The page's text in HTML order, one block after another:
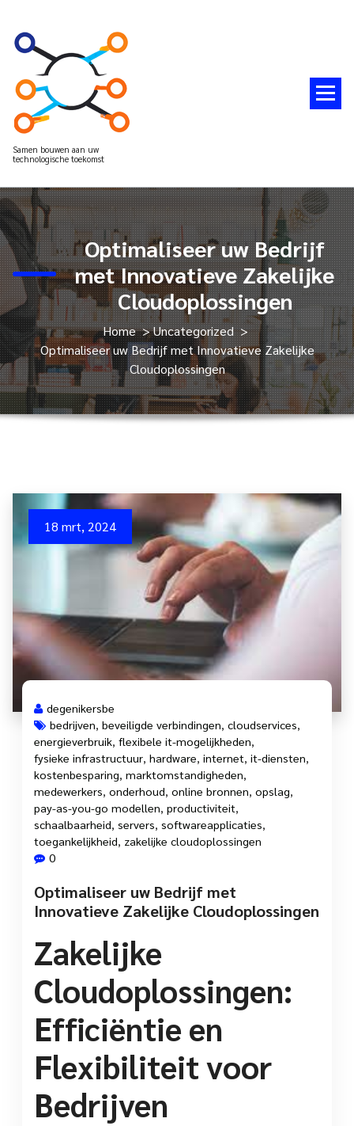
Samen bouwen aan uw
technologische toekomst
Optimaliseer uw Bedrijf
met Innovatieve Zakelijke
Cloudoplossingen
Home>Uncategorized>
Optimaliseer uw Bedrijf met Innovatieve Zakelijke
Cloudoplossingen
18 mrt, 2024
degenikersbe
bedrijven, beveiligde verbindingen, cloudservices,
energieverbruik, flexibele it-mogelijkheden,
fysieke infrastructuur, hardware, internet, it-diensten,
kostenbesparing, marktomstandigheden,
medewerkers, onderhoud, online bronnen, opslag,
pay-as-you-go modellen, productiviteit,
schaalbaarheid, servers, softwareapplicaties,
toegankelijkheid, zakelijke cloudoplossingen
0
Optimaliseer uw Bedrijf met
Innovatieve Zakelijke Cloudoplossingen
Zakelijke
Cloudoplossingen:
Efficiëntie en
Flexibiliteit voor
Bedrijven